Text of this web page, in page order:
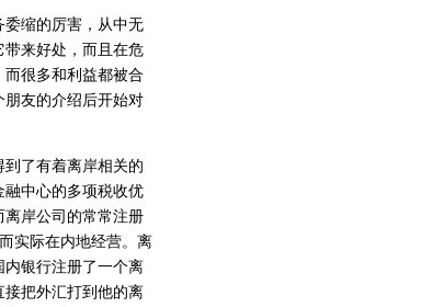
缩的厉害，从中无
来好处，而且在危
很多和利益都被合
友的介绍后开始对
了有着离岸相关的
中心的多项税收优
岸公司的常常注册
实际在内地经营。离
内银行注册了一个离
接把外汇打到他的离